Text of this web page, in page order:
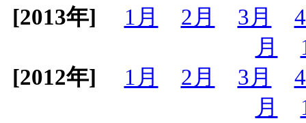
[2013年]
1月 2月 3月
月
[2012年]
1月 2月 3月
月